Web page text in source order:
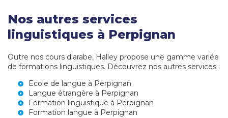
Nos autres services
linguistiques à Perpignan
Outre nos cours d'arabe, Halley propose une gamme variée
de formations linguistiques. Découvrez nos autres services :
Ecole de langue à Perpignan
Langue étrangère à Perpignan
Formation linguistique à Perpignan
Formation langue à Perpignan